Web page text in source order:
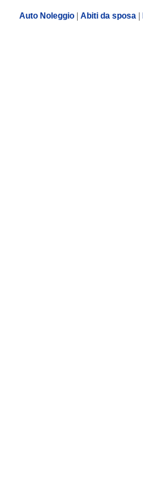
Auto Noleggio Abiti da sposa